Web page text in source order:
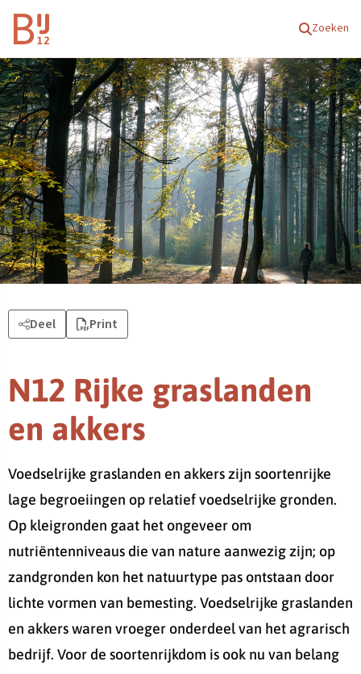
Homepagina Zoeken
Deel Print
N12 Rijke graslanden
en akkers
Voedselrijke graslanden en akkers zijn soortenrijke
lage begroeiingen op relatief voedselrijke gronden.
Op kleigronden gaat het ongeveer om
nutriëntenniveaus die van nature aanwezig zijn; op
zandgronden kon het natuurtype pas ontstaan door
lichte vormen van bemesting. Voedselrijke graslanden
en akkers waren vroeger onderdeel van het agrarisch
bedrijf. Voor de soortenrijkdom is ook nu van belang